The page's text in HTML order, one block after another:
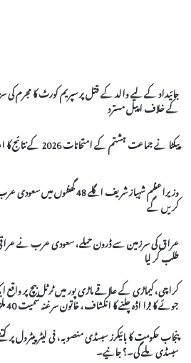
جائیداد کے لیے والد کے قتل پر سپریم کورٹ کا مجرم
کے خلاف اپیل مسترد
پیکٹا نے جماعت ہشتم کے امتحانات 2026 کے نتائج کا اعلان کر دیا
وزیراعظم شہباز شریف اگلے 48 گھنٹوں میں
کریں گے
عراق کی سرزمین سے ڈرون حملے، سعودی عرب نے
طلب کر لیا
کراچی، کیماڑی کے علاقے ماڑی پور میں ٹرٹل بیچ پر
جوئے کا بڑا اڈہ چلنے کا انکشاف، خاتون سرغنہ سمیت 40 ملزمان گرفتار
پنجاب حکومت کا بائیکرز سبسڈی منصوبہ، فی لیٹر پیٹرول پر
سبسڈی ملے گی۔؟ جانیے۔